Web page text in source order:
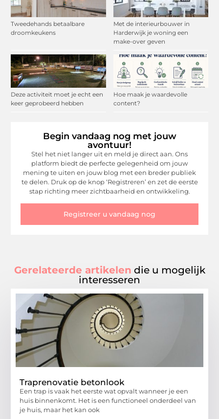
Tweedehands betaalbare
droomkeukens
Met de interieurbouwer in
Harderwijk je woning een
make-over geven
Deze activiteit moet je echt een
keer geprobeerd hebben
Hoe maak je waardevolle
content?
Begin vandaag nog met jouw
avontuur!
Stel het niet langer uit en meld je direct aan. Ons
platform biedt de perfecte gelegenheid om jouw
mening te uiten en jouw blog met een breder publiek
te delen. Druk op de knop ‘Registreren’ en zet de eerste
stap richting meer zichtbaarheid en ontwikkeling.
Registreer u vandaag nog
Gerelateerde artikelen die u mogelijk
interesseren
Traprenovatie betonlook
Een trap is vaak het eerste wat opvalt wanneer je een
huis binnenkomt. Het is een functioneel onderdeel van
je huis, maar het kan ook